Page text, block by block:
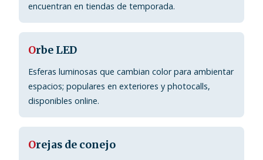
encuentran en tiendas de temporada.
Orbe LED
Esferas luminosas que cambian color para ambientar
espacios; populares en exteriores y photocalls,
disponibles online.
Orejas de conejo